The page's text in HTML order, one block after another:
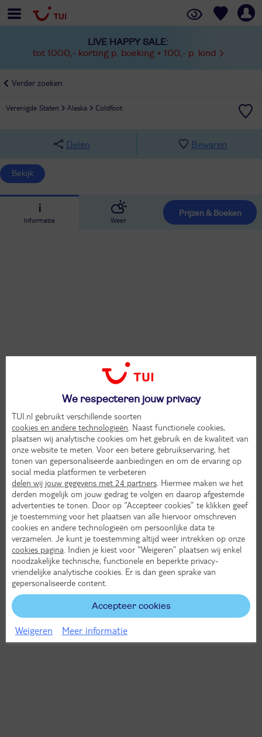
LIVE HAPPY SALE:
tot 1000,- korting p. boeking + 100,- p. kind
Verder zoeken
Verenigde Staten Alaska Coldfoot
Delen Bewaren
Bekijk
Informatie Weer
Prijzen & Boeken
We respecteren jouw privacy
TUI.nl gebruikt verschillende soorten
cookies en andere technologieën . Naast functionele cookies,
plaatsen wij analytische cookies om het gebruik en de kwaliteit van
onze website te meten. Voor een betere gebruikservaring, het
tonen van gepersonaliseerde aanbiedingen en om de ervaring op
social media platformen te verbeteren
delen wij jouw gegevens met 24 partners . Hiermee maken we het
derden mogelijk om jouw gedrag te volgen en daarop afgestemde
advertenties te tonen. Door op “Accepteer cookies” te klikken geef
je toestemming voor het plaatsen van alle hiervoor omschreven
cookies en andere technologieën om persoonlijke data te
verzamelen. Je kunt je toestemming altijd weer intrekken op onze
cookies pagina . Indien je kiest voor “Weigeren” plaatsen wij enkel
noodzakelijke technische, functionele en beperkte privacy-
vriendelijke analytische cookies. Er is dan geen sprake van
gepersonaliseerde content.
Accepteer cookies
Weigeren Meer informatie